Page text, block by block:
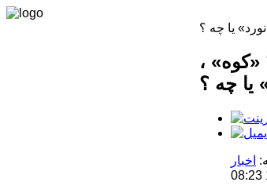
،
اخبار